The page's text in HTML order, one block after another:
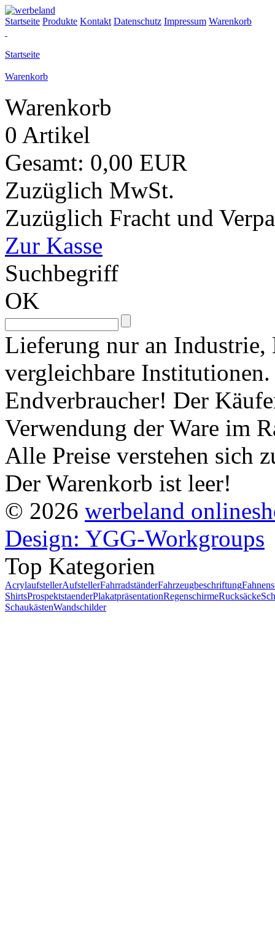
Startseite Produkte Kontakt Datenschutz Impressum Warenkorb
Startseite
Warenkorb
Warenkorb
0 Artikel
Gesamt: 0,00 EUR
Zuzüglich MwSt.
Zuzüglich Fracht und
Zur Kasse
Suchbegriff
OK
Lieferung nur an Industrie,
vergleichbare
Endverbraucher! Der
Verwendung der Ware im
Alle Preise verstehen sich
Der Warenkorb ist leer!
© 2026 werbeland
Design: YGG-Workgroups
Top Kategorien
AcrylaufstellerAufstellerFahrradständerFahrzeugbeschriftung
ShirtsProspektstaenderPlakatpräsentationRegenschirmeRucksäcke
SchaukästenWandschilder